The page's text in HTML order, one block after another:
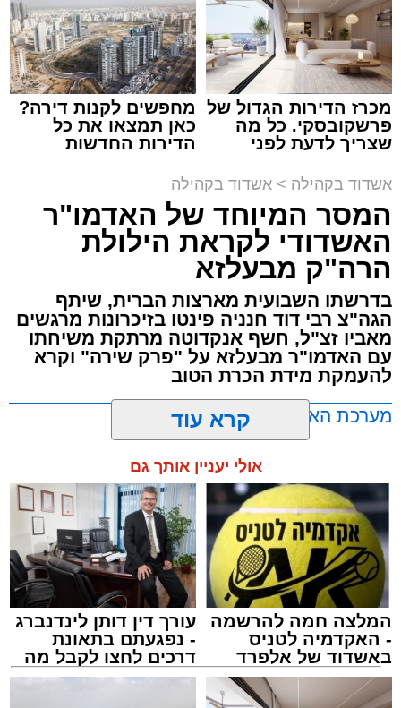
תגים:המרכז למורשת, "מהות"
ימים ספורים לתום בין הזמנים אב שהיה גדוש
בפעילויות שונות ומגוונות, במוצאי שבת הקרוב,
מלכה על ידי "המרכז למורשת" בראשות מ"מ ראש
העיר הרב אבי אמסלם בשיתוף הרשות העירונית
'מהות' בראשות חבר מועצת העיר הרב מני אזולאי.
האירוע הענק יתקיים כאמור ע"י 'המרכז למורשת'
ובשיתוף רשת ישיבות בין הזמנים 'חזון עובדיה'
מבית הרשות העירונית 'מהות' במסגרתה פועלות
עשרות נקודות של ישיבות בין הזמנים ברחבי העיר
שבהם לומדים מאות בחורי ישיבות ומתעלים
בתורה גם בימי החופש.
במופע סיום בין הזמנים שישולב עם מלווה מלכה
מוזיקלי יופיעו על במה אחת ענקי הזמר והרגש,
בנצי שטיין, יצחק בן ארזה ושמוליק קליין בליווי
תזמורת מורחבת בניצוחו של מאסטרו דני אבידני.
מכרז הדירות הגדול של
פרשקובסקי. כל מה
שצריך לדעת לפני
באשדוד
מחפשים לקנות דירה?
כאן תמצאו את כל
הדירות החדשות
אשדוד בקהילה > אשדוד בקהילה
המסר המיוחד של האדמו"ר
האשדודי לקראת הילולת
הרה"ק מבעלזא
בדרשתו השבועית מארצות הברית, שיתף
הגה"צ רבי דוד חנניה פינטו בזיכרונות מרגשים
מאביו זצ"ל, חשף אנקדוטה מרתקת משיחתו
עם האדמו"ר מבעלזא על "פרק שירה" וקרא
להעמקת מידת הכרת הטוב
מערכת האתר / 00:23 06.08.26
תגים:אשדוד, בעלזא הילולא
קרא עוד
אולי יעניין אותך גם
המלצה חמה להרשמה
- האקדמיה לטניס
באשדוד של אלפרד
קריאולנסקי - לילדים
עורך דין דותן לינדנברג
- נפגעתם בתאונת
דרכים לחצו לקבל מה
שמגיע לכם